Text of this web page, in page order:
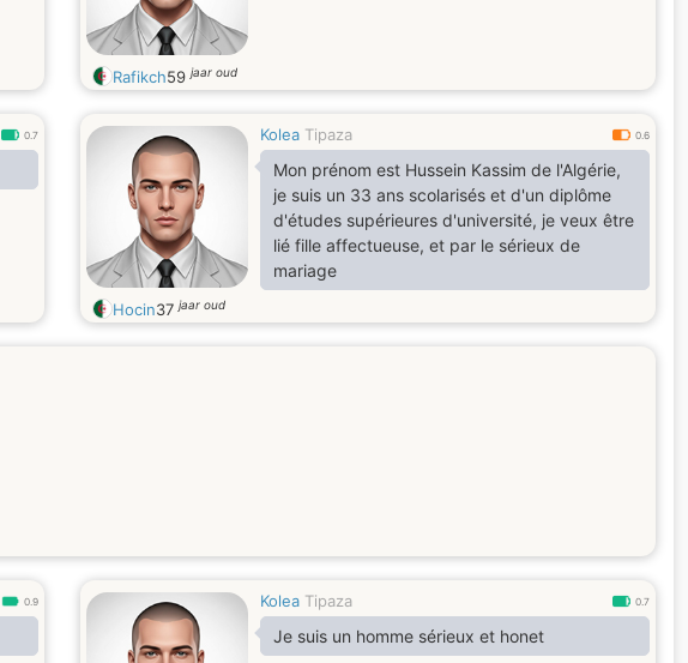
Rafikch59jaar oud
0.7 Kolea Tipaza 0.6
Mon prénom est Hussein Kassim de l'Algérie,
je suis un 33 ans scolarisés et d'un diplôme
d'études supérieures d'université, je veux être
lié fille affectueuse, et par le sérieux de
mariage
Hocin37jaar oud
0.9 Kolea Tipaza 0.7
Je suis un homme sérieux et honet